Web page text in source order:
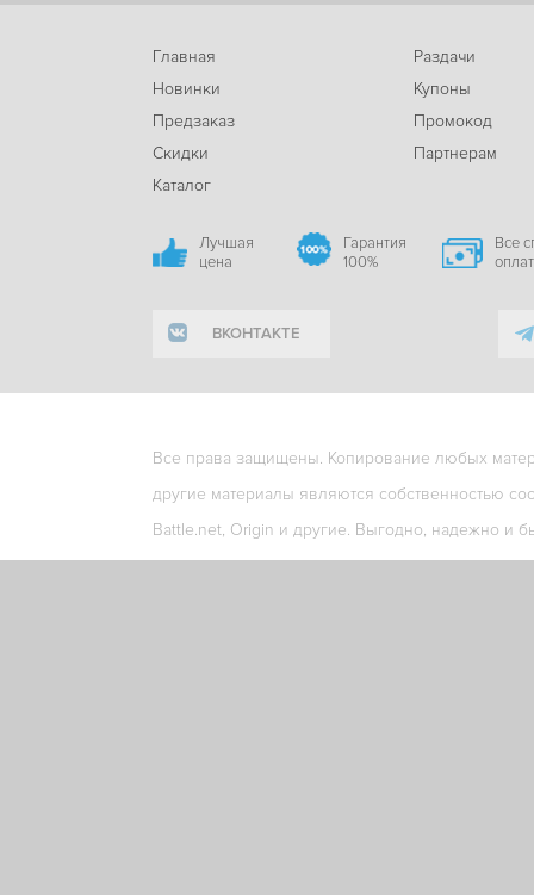
Главная
Новинки
Предзаказ
Скидки
Каталог
Раздачи
Купоны
Промокод
Партнерам
Лучшая
цена
Гарантия
100%
Все
ВКОНТАКТЕ
Все права защищены. Копирование любых
другие материалы являются собственностью
Battle.net, Origin и другие. Выгодно, надежно и